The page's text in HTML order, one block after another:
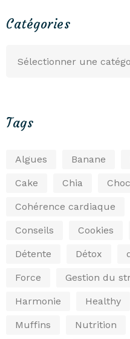
Catégories
Tags
Algues Banane
Cake Chia
Cohérence cardiaque
Conseils Cookies
Détente Détox
Force Gestion du
Harmonie Healthy
Muffins Nutrition